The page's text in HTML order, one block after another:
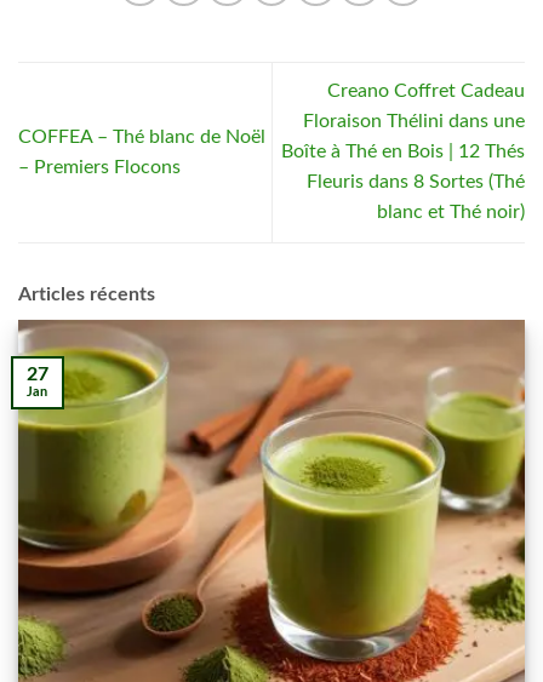
COFFEA – Thé blanc de Noël
– Premiers Flocons
Creano Coffret Cadeau
Floraison Thélini dans une
Boîte à Thé en Bois | 12 Thés
Fleuris dans 8 Sortes (Thé
blanc et Thé noir)
Articles récents
27
Jan